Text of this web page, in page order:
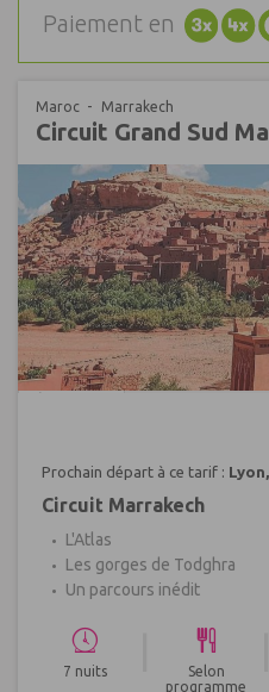
Paiement en
Maroc Marrakech
Circuit Grand Sud
Prochain départ à ce tarif :
Circuit Marrakech
L'Atlas
Les gorges de Todghra
Un parcours inédit
7 nuits
Selon
programme